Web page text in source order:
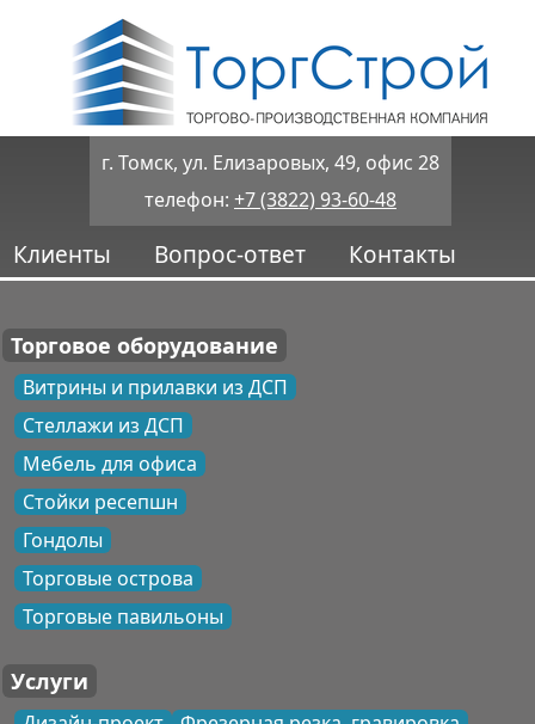
г. Томск, ул. Елизаровых, 49, офис 28
телефон: +7 (3822) 93-60-48
Клиенты Вопрос-ответ Контакты
Торговое оборудование
Витрины и прилавки из ДСП
Стеллажи из ДСП
Мебель для офиса
Стойки ресепшн
Гондолы
Торговые острова
Торговые павильоны
Услуги